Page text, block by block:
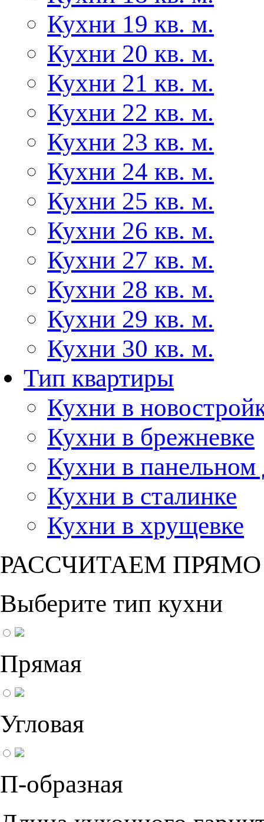
Кухни 19 кв. м.
Кухни 20 кв. м.
Кухни 21 кв. м.
Кухни 22 кв. м.
Кухни 23 кв. м.
Кухни 24 кв. м.
Кухни 25 кв. м.
Кухни 26 кв. м.
Кухни 27 кв. м.
Кухни 28 кв. м.
Кухни 29 кв. м.
Кухни 30 кв. м.
Тип квартиры
Кухни в
Кухни в брежневке
Кухни в панельном
Кухни в сталинке
Кухни в хрущевке
РАССЧИТАЕМ
Выберите тип кухни
Прямая
Угловая
П-образная